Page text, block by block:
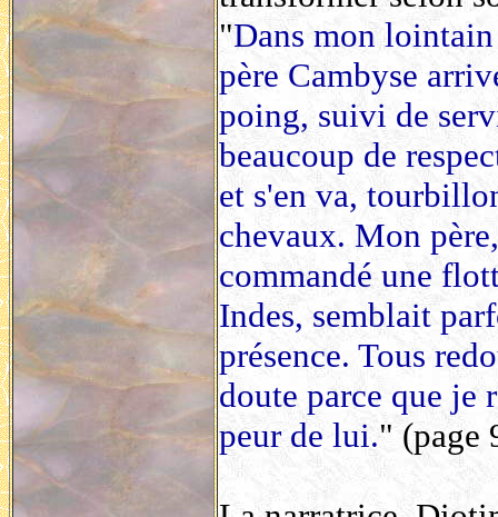
"Dans mon
père Cambyse
poing, suivi de
beaucoup de
et s'en va,
chevaux. Mon
commandé une
Indes, semblait
présence. Tous
doute parce que je
peur de lui." (page